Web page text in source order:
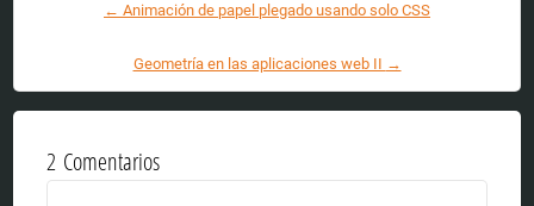
Navegación por los artículos
← Animación de papel plegado usando solo CSS
Geometría en las aplicaciones web II →
2 Comentarios